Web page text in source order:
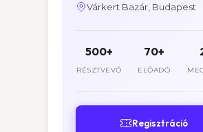
Várkert Bazár, Budapest
500+
RÉSZTVEVŐ
70+
ELŐADÓ
Regisztráció